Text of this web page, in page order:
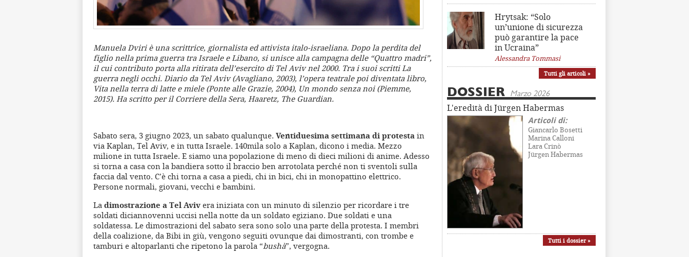
Manuela Dviri è una scrittrice, giornalista ed attivista italo-israeliana. Dopo la perdita del
figlio nella prima guerra tra Israele e Libano, si unisce alla campagna delle “Quattro madri”,
il cui contributo porta alla ritirata dell’esercito di Tel Aviv nel 2000. Tra i suoi scritti La
guerra negli occhi. Diario da Tel Aviv (Avagliano, 2003), l’opera teatrale poi diventata libro,
Vita nella terra di latte e miele (Ponte alle Grazie, 2004), Un mondo senza noi (Piemme,
2015). Ha scritto per il Corriere della Sera, Haaretz, The Guardian.
Sabato sera, 3 giugno 2023, un sabato qualunque. Ventiduesima settimana di protesta in
via Kaplan, Tel Aviv, e in tutta Israele. 140mila solo a Kaplan, dicono i media. Mezzo
milione in tutta Israele. E siamo una popolazione di meno di dieci milioni di anime. Adesso
si torna a casa con la bandiera sotto il braccio ben arrotolata perché non ti sventoli sulla
faccia dal vento. C’è chi torna a casa a piedi, chi in bici, chi in monopattino elettrico.
Persone normali, giovani, vecchi e bambini.
La dimostrazione a Tel Aviv era iniziata con un minuto di silenzio per ricordare i tre
soldati diciannovenni uccisi nella notte da un soldato egiziano. Due soldati e una
soldatessa. Le dimostrazioni del sabato sera sono solo una parte della protesta. I membri
della coalizione, da Bibi in giù, vengono seguiti ovunque dai dimostranti, con trombe e
tamburi e altoparlanti che ripetono la parola “bushà”, vergogna.
Hrytsak: “Solo
un’unione di sicurezza
può garantire la pace
in Ucraina”
Alessandra Tommasi
Tutti gli articoli »
DOSSIER Marzo 2026
L'eredità di Jürgen Habermas
Articoli di:
Giancarlo Bosetti
Marina Calloni
Lara Crinò
Jürgen Habermas
Tutti i dossier »